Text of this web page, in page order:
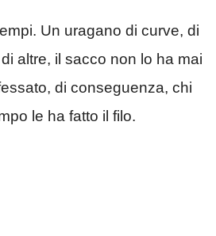
Un uragano di curve, di
altre, il sacco non lo ha mai
di conseguenza, chi
le ha fatto il filo.